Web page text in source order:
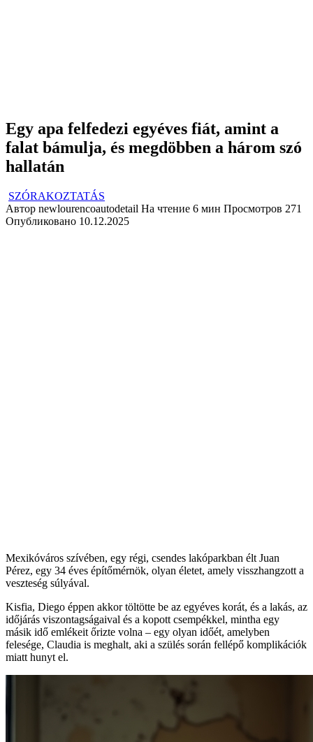
Egy apa felfedezi egyéves fiát, amint a
falat bámulja, és megdöbben a három szó
hallatán
SZÓRAKOZTATÁS
Автор newlourencoautodetail На чтение 6 мин Просмотров 271
Опубликовано 10.12.2025
Mexikóváros szívében, egy régi, csendes lakóparkban élt Juan
Pérez, egy 34 éves építőmérnök, olyan életet, amely visszhangzott a
veszteség súlyával.
Kisfia, Diego éppen akkor töltötte be az egyéves korát, és a lakás, az
időjárás viszontagságaival és a kopott csempékkel, mintha egy
másik idő emlékeit őrizte volna – egy olyan időét, amelyben
felesége, Claudia is meghalt, aki a szülés során fellépő komplikációk
miatt hunyt el.